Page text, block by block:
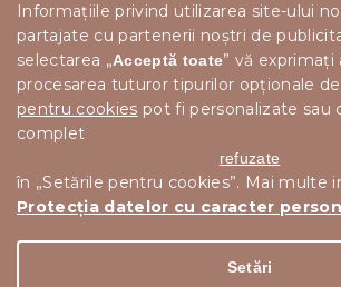
Informațiile privind utilizarea site-ului
partajate cu partenerii noștri de
selectarea „Acceptă toate” vă
procesarea tuturor tipurilor opționale
pentru cookies pot fi personalizate sau
complet
refuzate
în „Setările pentru cookies”. Mai multe
Protecția datelor cu caracter
Setări